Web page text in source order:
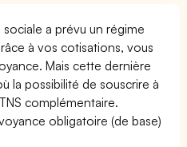
a prévu un régime
à vos cotisations, vous
Mais cette dernière
la possibilité de souscrire à
complémentaire.
obligatoire (de base)